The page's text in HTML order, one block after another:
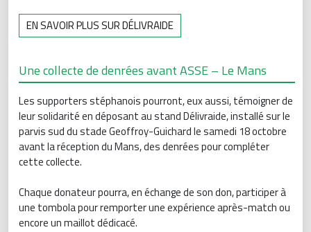
EN SAVOIR PLUS SUR DÉLIVRAIDE
Une collecte de denrées avant ASSE – Le Mans
Les supporters stéphanois pourront, eux aussi, témoigner de
leur solidarité en déposant au stand Délivraide, installé sur le
parvis sud du stade Geoffroy-Guichard le samedi 18 octobre
avant la réception du Mans, des denrées pour compléter
cette collecte.
Chaque donateur pourra, en échange de son don, participer à
une tombola pour remporter une expérience après-match ou
encore un maillot dédicacé.